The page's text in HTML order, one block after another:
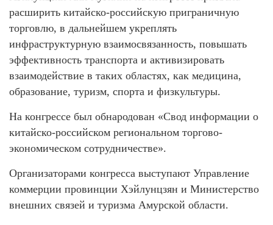
расширить китайско-российскую приграничную
торговлю, в дальнейшем укреплять
инфраструктурную взаимосвязанность, повышать
эффективность транспорта и активизировать
взаимодействие в таких областях, как медицина,
образование, туризм, спорта и физкультуры.
На конгрессе был обнародован «Свод информации о
китайско-российском региональном торгово-
экономическом сотрудничестве».
Организаторами конгресса выступают Управление
коммерции провинции Хэйлунцзян и Министерство
внешних связей и туризма Амурской области.